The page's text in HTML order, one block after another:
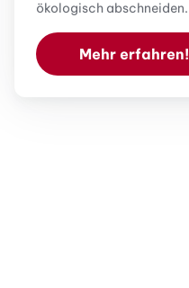
ökologisch abschneiden.
Mehr erfahren!